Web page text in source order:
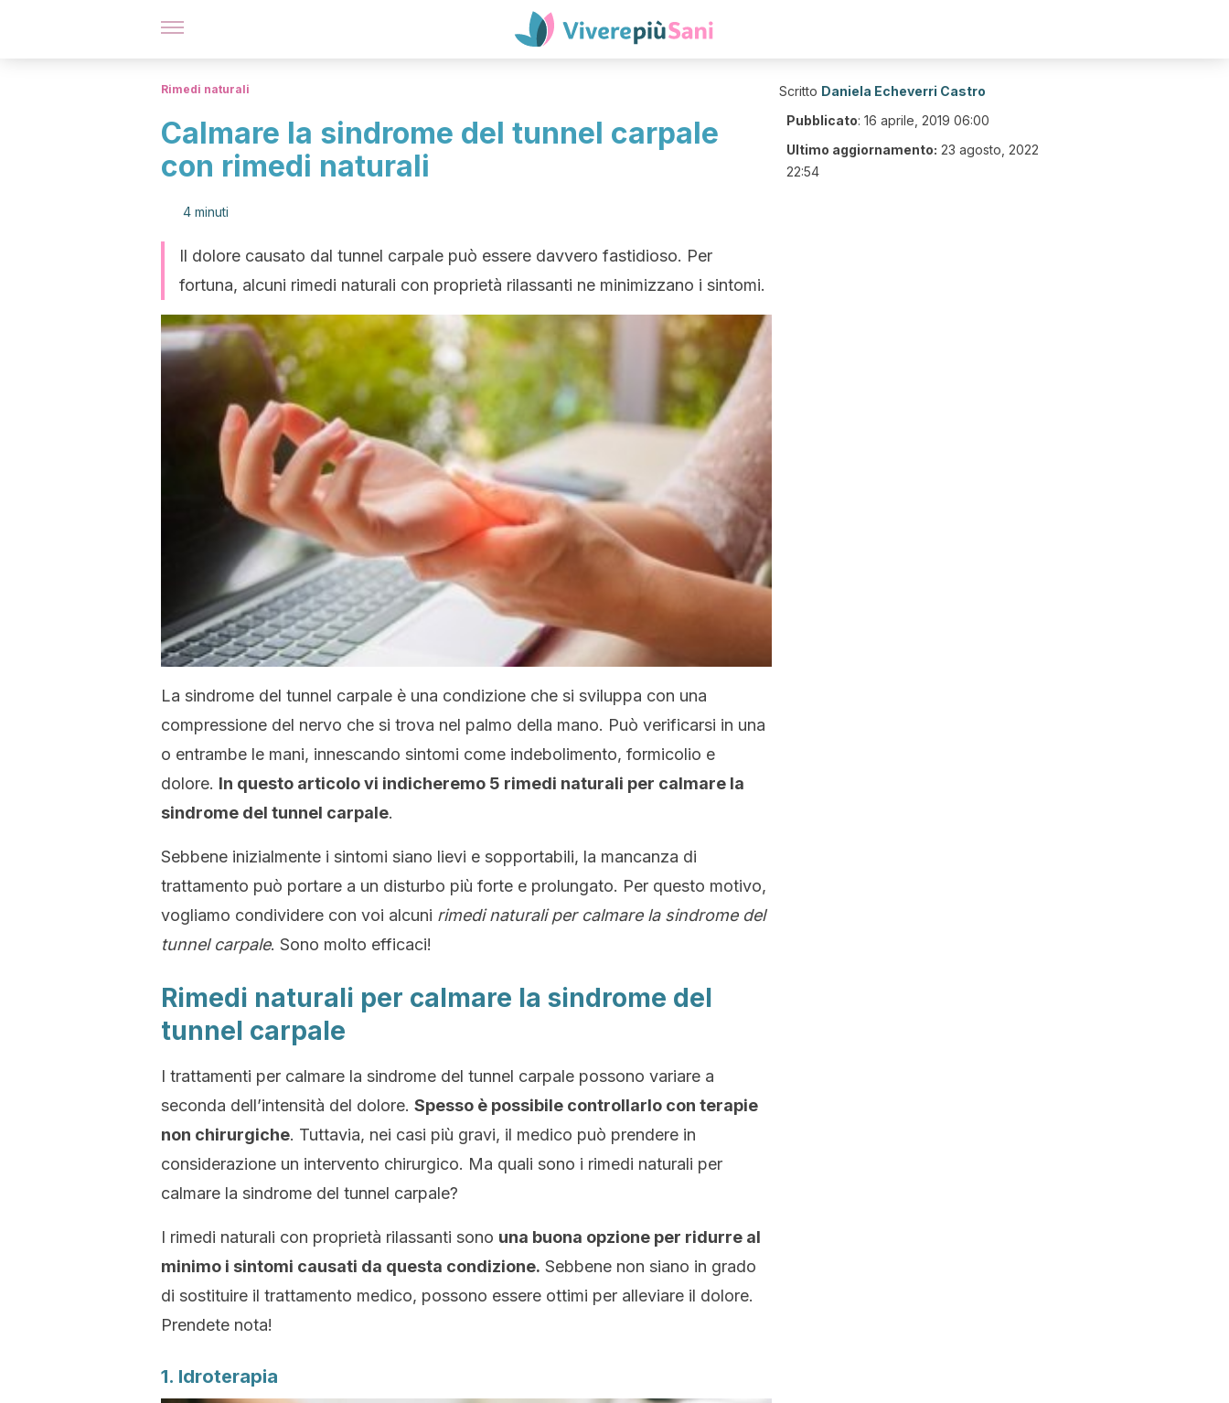
Rimedi naturali
Calmare la sindrome del tunnel carpale
con rimedi naturali
4 minuti
Il dolore causato dal tunnel carpale può essere davvero fastidioso. Per
fortuna, alcuni rimedi naturali con proprietà rilassanti ne minimizzano i sintomi.
La sindrome del tunnel carpale è una condizione che si sviluppa con una
compressione del nervo che si trova nel palmo della mano. Può verificarsi in una
o entrambe le mani, innescando sintomi come indebolimento, formicolio e
dolore. In questo articolo vi indicheremo 5 rimedi naturali per calmare la
sindrome del tunnel carpale.
Sebbene inizialmente i sintomi siano lievi e sopportabili, la mancanza di
trattamento può portare a un disturbo più forte e prolungato. Per questo motivo,
vogliamo condividere con voi alcuni rimedi naturali per calmare la sindrome del
tunnel carpale. Sono molto efficaci!
Rimedi naturali per calmare la sindrome del
tunnel carpale
I trattamenti per calmare la sindrome del tunnel carpale possono variare a
seconda dell’intensità del dolore. Spesso è possibile controllarlo con terapie
non chirurgiche. Tuttavia, nei casi più gravi, il medico può prendere in
considerazione un intervento chirurgico. Ma quali sono i rimedi naturali per
calmare la sindrome del tunnel carpale?
I rimedi naturali con proprietà rilassanti sono una buona opzione per ridurre al
minimo i sintomi causati da questa condizione. Sebbene non siano in grado
di sostituire il trattamento medico, possono essere ottimi per alleviare il dolore.
Prendete nota!
1. Idroterapia
Scritto Daniela Echeverri Castro
Pubblicato: 16 aprile, 2019 06:00
Ultimo aggiornamento: 23 agosto, 2022
22:54